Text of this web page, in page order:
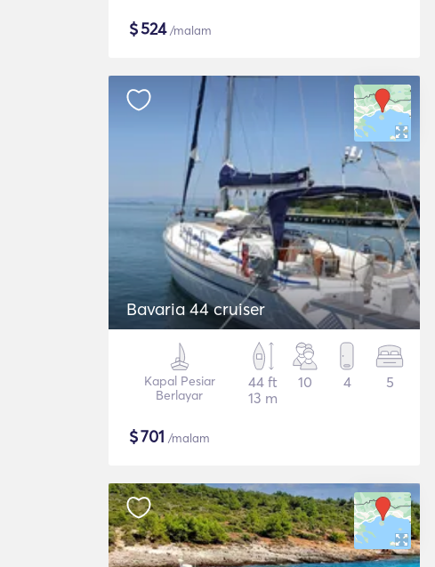
$524/malam
Bavaria 44 cruiser
Kapal Pesiar
Berlayar
44 ft
13 m
10 4 5
$701 /malam